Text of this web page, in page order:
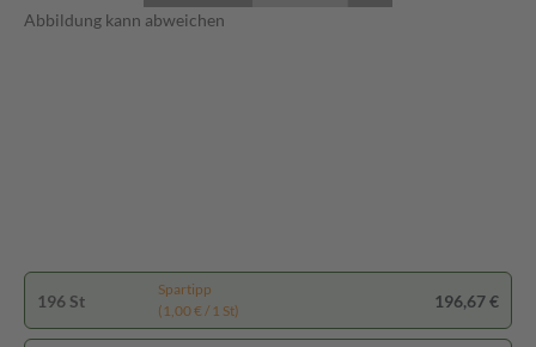
Abbildung kann abweichen
196 St
Spartipp
(1,00 € / 1 St)
196,67 €